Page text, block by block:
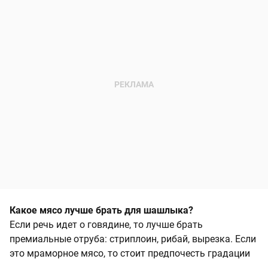
Какое мясо лучше брать для шашлыка?
Если речь идет о говядине, то лучше брать
премиальные отруба: стриплоин, рибай, вырезка. Если
это мраморное мясо, то стоит предпочесть градации